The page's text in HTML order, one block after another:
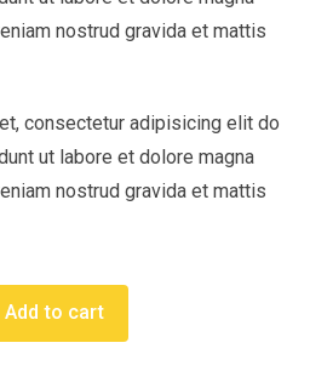
nostrud gravida et mattis
consectetur adipisicing elit do
ut labore et dolore magna
nostrud gravida et mattis
Add to cart